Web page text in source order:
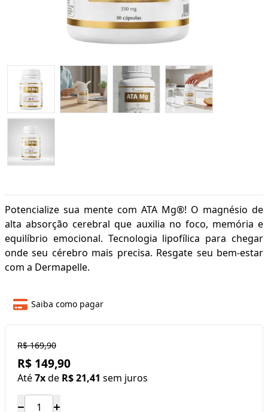
Potencialize sua mente com ATA Mg®! O magnésio de
alta absorção cerebral que auxilia no foco, memória e
equilíbrio emocional. Tecnologia lipofílica para chegar
onde seu cérebro mais precisa. Resgate seu bem-estar
com a Dermapelle.
Saiba como pagar
R$ 169,90
R$ 149,90
Até7xde R$ 21,41 sem juros